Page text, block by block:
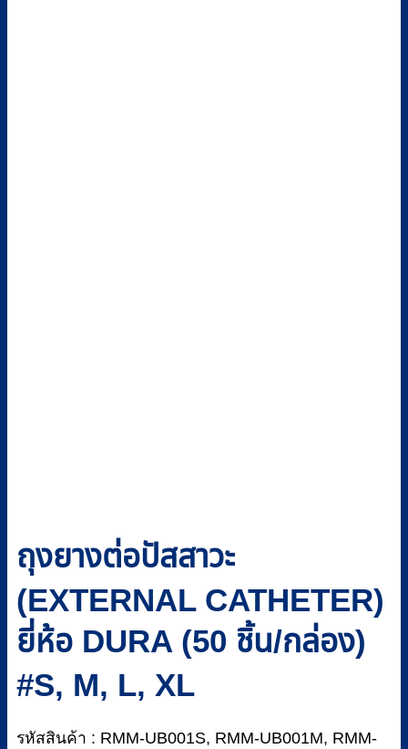
ถุงยางต่อปัสสาวะ
(EXTERNAL CATHETER)
ยี่ห้อ DURA (50 ชิ้น/กล่อง)
#S, M, L, XL
รหัสสินค้า : RMM-UB001S, RMM-UB001M, RMM-